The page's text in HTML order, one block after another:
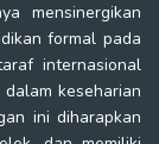
mensinergikan
formal pada
internasional
keseharian
ini diharapkan